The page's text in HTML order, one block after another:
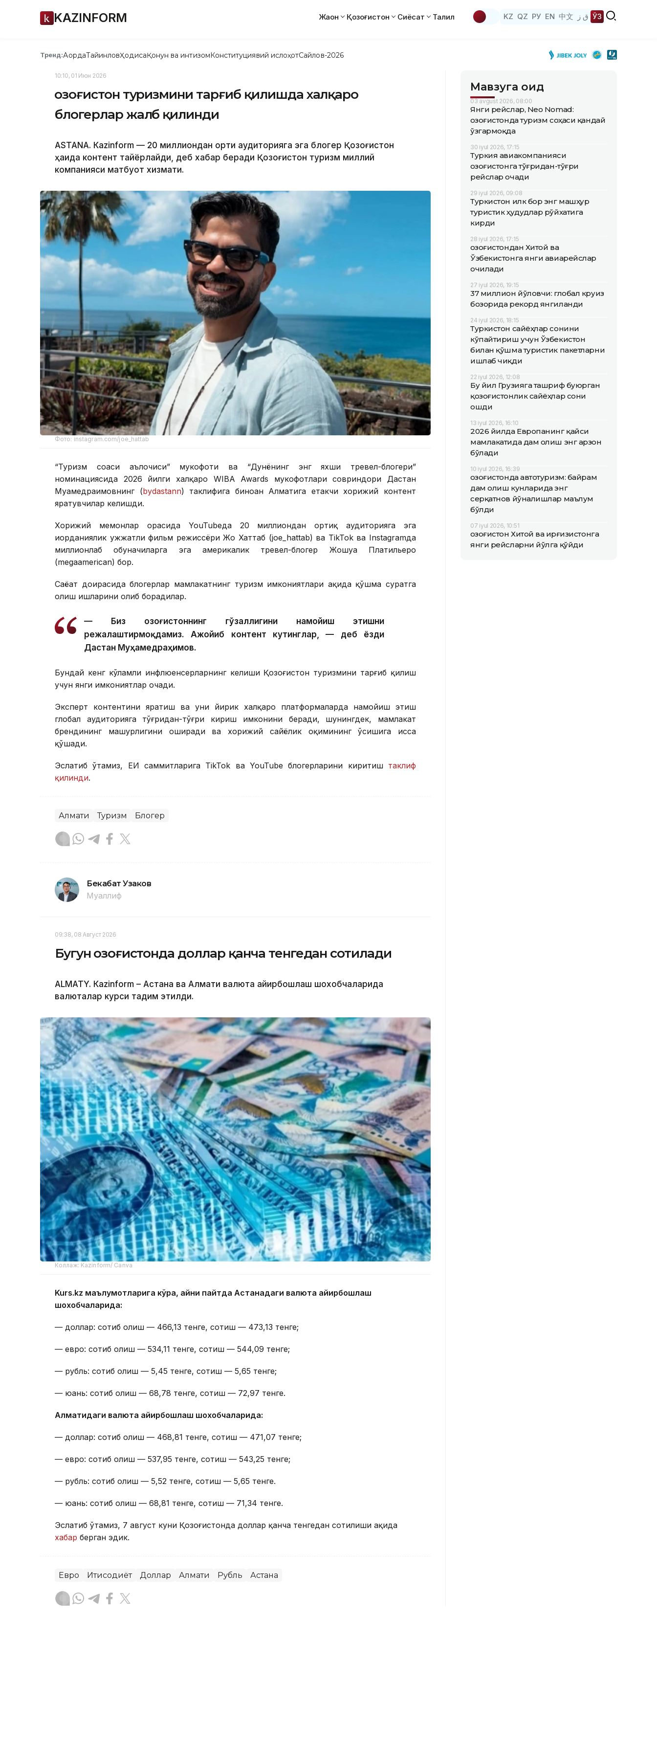
KAZINFORM Жаҳон Қозоғистон Сиёсат Таҳлил KZ QZ РУ EN 中文 ق ز ЎЗ
Тренд:АқордаТайинловҲодисаҚонун ва интизомКонституциявий ислоҳотСайлов-2026
10:10, 01 Июн 2026
Қозоғистон туризмини тарғиб қилишда халқаро
блогерлар жалб қилинди
ASTANА. Кazinform — 20 миллиондан ортиқ аудиторияга эга блогер Қозоғистон
ҳақида контент тайёрлайди, деб хабар беради Қозоғистон туризм миллий
компанияси матбуот хизмати.
Фото: instagram.com/joe_hattab
“Туризм соҳаси аълочиси” мукофоти ва “Дунёнинг энг яхши тревел-блогери”
номинациясида 2026 йилги халқаро WIBA Awards мукофотлари совриндори Дастан
Муҳамедраҳимовнинг (bydastann) таклифига биноан Алматига етакчи хорижий контент
яратувчилар келишди.
Хорижий меҳмонлар орасида YouTubeда 20 миллиондан ортиқ аудиторияга эга
иорданиялик ҳужжатли фильм режиссёри Жо Хаттаб (joe_hattab) ва TikTok ва Instagramда
миллионлаб обуначиларга эга америкалик тревел-блогер Жошуа Платильеро
(megaamerican) бор.
Саёҳат доирасида блогерлар мамлакатнинг туризм имкониятлари ҳақида қўшма суратга
олиш ишларини олиб борадилар.
— Биз Қозоғистоннинг гўзаллигини намойиш этишни
режалаштирмоқдамиз. Ажойиб контент кутинглар, — деб ёзди
Дастан Муҳамедраҳимов.
Бундай кенг кўламли инфлюенcерларнинг келиши Қозоғистон туризмини тарғиб қилиш
учун янги имкониятлар очади.
Эксперт контентини яратиш ва уни йирик халқаро платформаларда намойиш этиш
глобал аудиторияга тўғридан-тўғри кириш имконини беради, шунингдек, мамлакат
брендининг машҳурлигини оширади ва хорижий сайёҳлик оқимининг ўсишига ҳисса
қўшади.
Эслатиб ўтамиз, ЕИ саммитларига TikTok ва YouTube блогерларини киритиш таклиф
қилинди.
Алмати Туризм Блогер
Бекабат Узаков
Муаллиф
09:38, 08 Август 2026
Бугун Қозоғистонда доллар қанча тенгедан сотилади
ALMATY. Кazinform – Астана ва Алмати валюта айирбошлаш шохобчаларида
валюталар курси тақдим этилди.
Коллаж: Kazinform/ Canva
Kurs.kz маълумотларига кўра, айни пайтда Астанадаги валюта айирбошлаш
шохобчаларида:
— доллар: сотиб олиш — 466,13 тенге, сотиш — 473,13 тенге;
— евро: сотиб олиш — 534,11 тенге, сотиш — 544,09 тенге;
— рубль: сотиб олиш — 5,45 тенге, сотиш — 5,65 тенге;
— юань: сотиб олиш — 68,78 тенге, сотиш — 72,97 тенге.
Алматидаги валюта айирбошлаш шохобчаларида:
— доллар: сотиб олиш — 468,81 тенге, сотиш — 471,07 тенге;
— евро: сотиб олиш — 537,95 тенге, сотиш — 543,25 тенге;
— рубль: сотиб олиш — 5,52 тенге, сотиш — 5,65 тенге.
— юань: сотиб олиш — 68,81 тенге, сотиш — 71,34 тенге.
Эслатиб ўтамиз, 7 август куни Қозоғистонда доллар қанча тенгедан сотилиши ҳақида
хабар берган эдик.
Евро Иқтисодиёт Доллар Алмати Рубль Астана
Мавзуга оид
03 avgust 2026, 08:00
Янги рейслар, Neo Nomad:
Қозоғистонда туризм соҳаси қандай
ўзгармоқда
30 iyul 2026, 17:15
Туркия авиакомпанияси
Қозоғистонга тўғридан-тўғри
рейслар очади
29 iyul 2026, 09:08
Туркистон илк бор энг машҳур
туристик ҳудудлар рўйхатига
кирди
28 iyul 2026, 17:15
Қозоғистондан Хитой ва
Ўзбекистонга янги авиарейслар
очилади
27 iyul 2026, 19:15
37 миллион йўловчи: глобал круиз
бозорида рекорд янгиланди
24 iyul 2026, 18:15
Туркистон сайёҳлар сонини
кўпайтириш учун Ўзбекистон
билан қўшма туристик пакетларни
ишлаб чиқди
22 iyul 2026, 12:08
Бу йил Грузияга ташриф буюрган
қозоғистонлик сайёҳлар сони
ошди
13 iyul 2026, 16:10
2026 йилда Европанинг қайси
мамлакатида дам олиш энг арзон
бўлади
10 iyul 2026, 16:39
Қозоғистонда автотуризм: байрам
дам олиш кунларида энг
серқатнов йўналишлар маълум
бўлди
07 iyul 2026, 10:51
Қозоғистон Хитой ва Қирғизистонга
янги рейсларни йўлга қўйди